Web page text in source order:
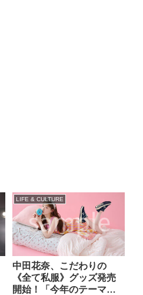
LIFE & CULTURE
中田花奈、こだわりの
《全て私服》グッズ発売
開始！「今年のテーマ